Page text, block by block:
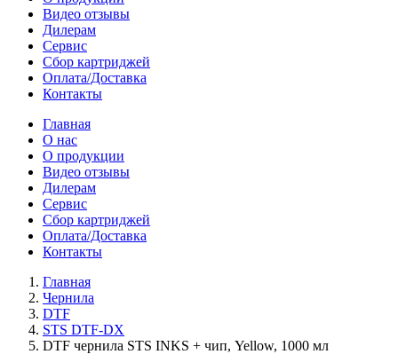
Видео отзывы
Дилерам
Сервис
Сбор картриджей
Оплата/Доставка
Контакты
Главная
О нас
О продукции
Видео отзывы
Дилерам
Сервис
Сбор картриджей
Оплата/Доставка
Контакты
Главная
Чернила
DTF
STS DTF-DX
DTF чернила STS INKS + чип, Yellow, 1000 мл